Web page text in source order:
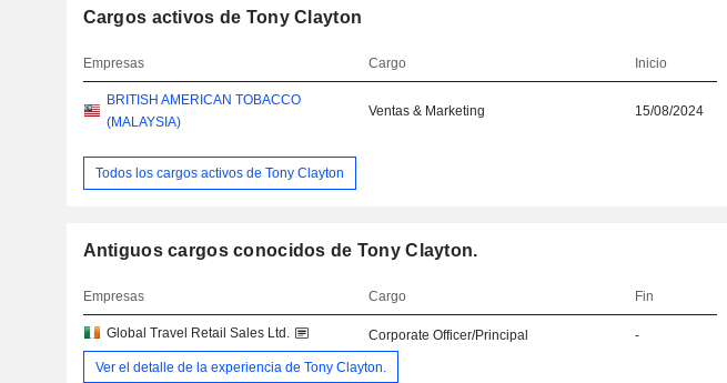
Cargos activos de Tony Clayton
Empresas Cargo Inicio
BRITISH AMERICAN TOBACCO
(MALAYSIA)
Ventas & Marketing 15/08/2024
Todos los cargos activos de Tony Clayton
Antiguos cargos conocidos de Tony Clayton.
Empresas Cargo Fin
Global Travel Retail Sales Ltd. Corporate Officer/Principal
-
Ver el detalle de la experiencia de Tony Clayton.